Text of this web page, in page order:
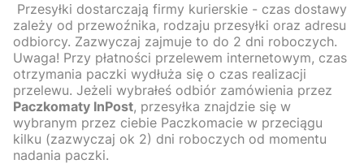
Przesyłki dostarczają firmy kurierskie - czas dostawy
zależy od przewoźnika, rodzaju przesyłki oraz adresu
odbiorcy. Zazwyczaj zajmuje to do 2 dni roboczych.
Uwaga! Przy płatności przelewem internetowym, czas
otrzymania paczki wydłuża się o czas realizacji
przelewu. Jeżeli wybrałeś odbiór zamówienia przez
Paczkomaty InPost, przesyłka znajdzie się w
wybranym przez ciebie Paczkomacie w przeciągu
kilku (zazwyczaj ok 2) dni roboczych od momentu
nadania paczki.